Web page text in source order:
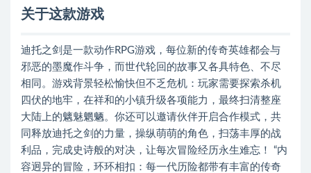
关于这款游戏
迪托之剑是一款动作RPG游戏，每位新的传奇英雄都会与
邪恶的墨魔作斗争，而世代轮回的故事又各具特色、不尽
相同。游戏背景轻松愉快但不乏危机：玩家需要探索杀机
四伏的地牢，在祥和的小镇升级各项能力，最终扫清整座
大陆上的魑魅魍魉。你还可以邀请伙伴开启合作模式，共
同释放迪托之剑的力量，操纵萌萌的角色，扫荡丰厚的战
利品，完成史诗般的对决，让每次冒险经历永生难忘！ “内
容迥异的冒险，环环相扣：每一代历险都带有丰富的传奇